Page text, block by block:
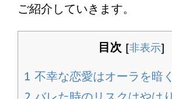
ご紹介していきます。
目次 [非表示]
1 不幸な恋愛はオーラを暗